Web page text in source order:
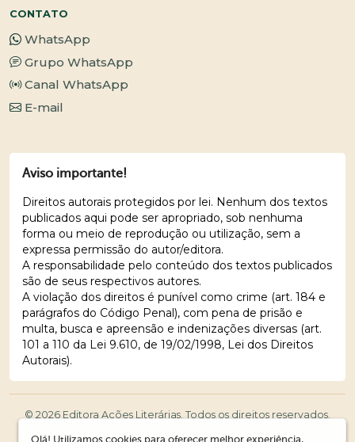
CONTATO
WhatsApp
Grupo WhatsApp
Canal WhatsApp
E-mail
Aviso importante!
Direitos autorais protegidos por lei. Nenhum dos textos
publicados aqui pode ser apropriado, sob nenhuma
forma ou meio de reprodução ou utilização, sem a
expressa permissão do autor/editora.
A responsabilidade pelo conteúdo dos textos publicados
são de seus respectivos autores.
A violação dos direitos é punível como crime (art. 184 e
parágrafos do Código Penal), com pena de prisão e
multa, busca e apreensão e indenizações diversas (art.
101 a 110 da Lei 9.610, de 19/02/1998, Lei dos Direitos
Autorais).
© 2026 Editora Ações Literárias. Todos os direitos reservados.
Olá! Utilizamos cookies para oferecer melhor experiência,